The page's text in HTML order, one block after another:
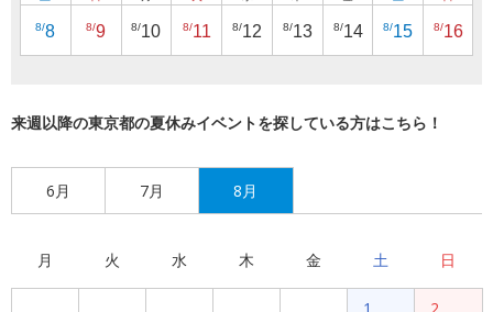
8/8 8/9 8/10 8/11 8/12 8/13 8/14 8/15 8/16
来週以降の東京都の夏休みイベントを探している方はこちら！
6月 7月 8月
月 火 水 木 金 土 日